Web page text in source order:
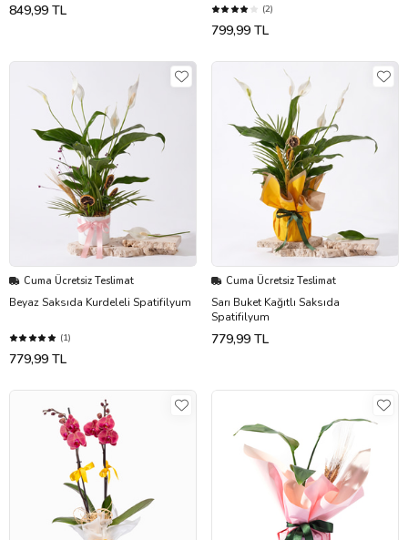
849,99 TL (2)
799,99 TL
Cuma Ücretsiz Teslimat
Beyaz Saksıda Kurdeleli Spatifilyum
(1)
779,99 TL
Cuma Ücretsiz Teslimat
Sarı Buket Kağıtlı Saksıda
Spatifilyum
779,99 TL